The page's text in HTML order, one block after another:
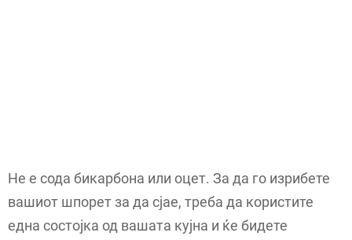
Не е сода бикарбона или оцет. За да го изрибете
вашиот шпорет за да сјае, треба да користите
една состојка од вашата кујна и ќе бидете